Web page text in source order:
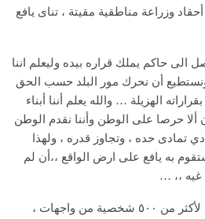
وزراعة مناطقية مقيتة ، تناى يافع
الى حاكم يملك قراره بيده وليعلم اننا
أن نحرك مور البلد حسب الحق
الهزيلة … والله يعلم أننا أبناء
ألا حرصا على الوطن وأننا نقدم الوطن
تمادى حده ، وتجاوز قدره ، ولهذا
به يافع على ارض الواقع ،،أن لم
،، …
تم كتابة هذا البيان بعد تداوله لأكثر من ٥٠٠ شخصية من واجهات ،